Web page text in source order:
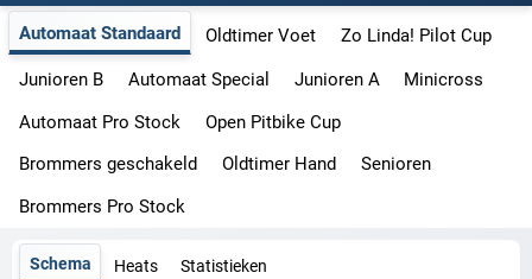
Automaat Standaard Oldtimer Voet
Zo Linda! Pilot Cup
Junioren B
Automaat Special Junioren A
Minicross
Automaat Pro Stock
Open Pitbike Cup
Brommers geschakeld
Oldtimer Hand
Senioren
Brommers Pro Stock
Schema Heats Statistieken